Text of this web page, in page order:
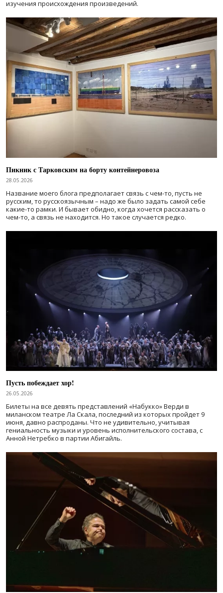
изучения происхождения произведений.
Пикник с Тарковским на борту контейнеровоза
28.05.2026
Название моего блога предполагает связь с чем-то, пусть не
русским, то русскоязычным – надо же было задать самой себе
какие-то рамки. И бывает обидно, когда хочется рассказать о
чем-то, а связь не находится. Но такое случается редко.
Пусть побеждает хор!
26.05.2026
Билеты на все девять представлений «Набукко» Верди в
миланском театре Ла Скала, последний из которых пройдет 9
июня, давно распроданы. Что не удивительно, учитывая
гениальность музыки и уровень исполнительского состава, с
Анной Нетребко в партии Абигайль.